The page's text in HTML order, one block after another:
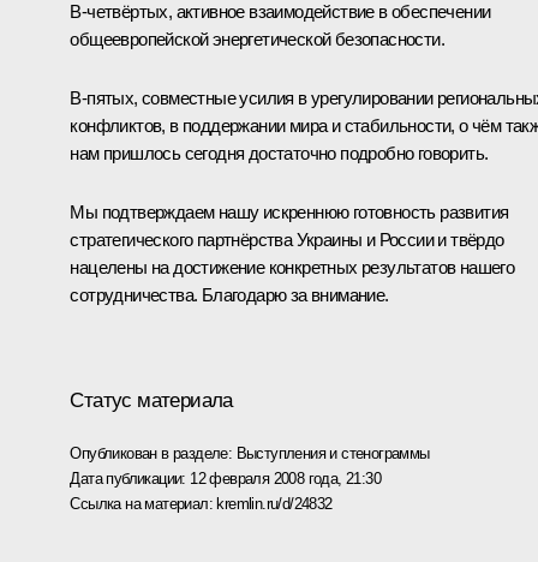
В‑четвёртых, активное взаимодействие в обеспечении
общеевропейской энергетической безопасности.
В‑пятых, совместные усилия в урегулировании
конфликтов, в поддержании мира и стабильности, о чём
нам пришлось сегодня достаточно подробно говорить.
Мы подтверждаем нашу искреннюю готовность развития
стратегического партнёрства Украины и России и твёрдо
нацелены на достижение конкретных результатов нашего
сотрудничества. Благодарю за внимание.
Статус материала
Опубликован в разделе: Выступления и стенограммы
Дата публикации: 12 февраля 2008 года, 21:30
Ссылка на материал:kremlin.ru/d/24832